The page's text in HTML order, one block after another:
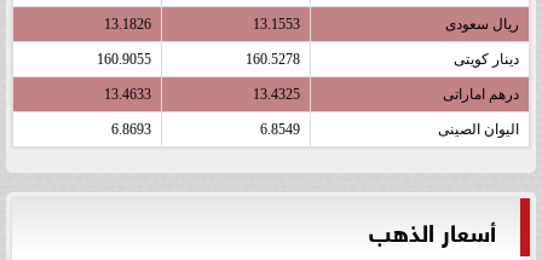
ريال سعودى 13.1553
13.1826
دينار كويتى 160.5278
160.9055
درهم اماراتى 13.4325
13.4633
اليوان الصينى 6.8549
6.8693
أسعار الذهب